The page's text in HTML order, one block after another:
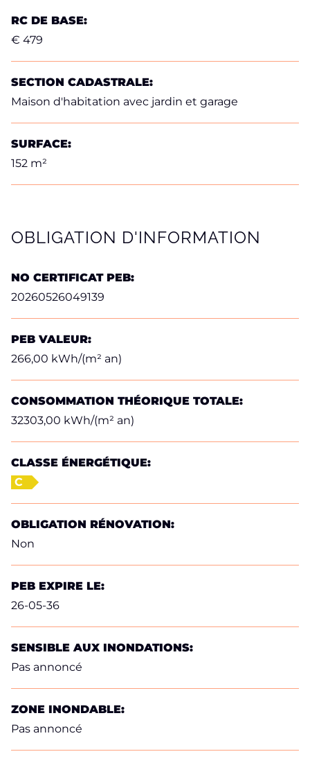
RC DE BASE:
€ 479
SECTION CADASTRALE:
Maison d'habitation avec jardin et garage
SURFACE:
152 m²
OBLIGATION D'INFORMATION
NO CERTIFICAT PEB:
20260526049139
PEB VALEUR:
266,00 kWh/(m² an)
CONSOMMATION THÉORIQUE TOTALE:
32303,00 kWh/(m² an)
CLASSE ÉNERGÉTIQUE:
C
OBLIGATION RÉNOVATION:
Non
PEB EXPIRE LE:
26-05-36
SENSIBLE AUX INONDATIONS:
Pas annoncé
ZONE INONDABLE:
Pas annoncé